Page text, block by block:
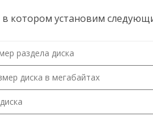
в котором установим
раздела диска
диска в мегабайтах